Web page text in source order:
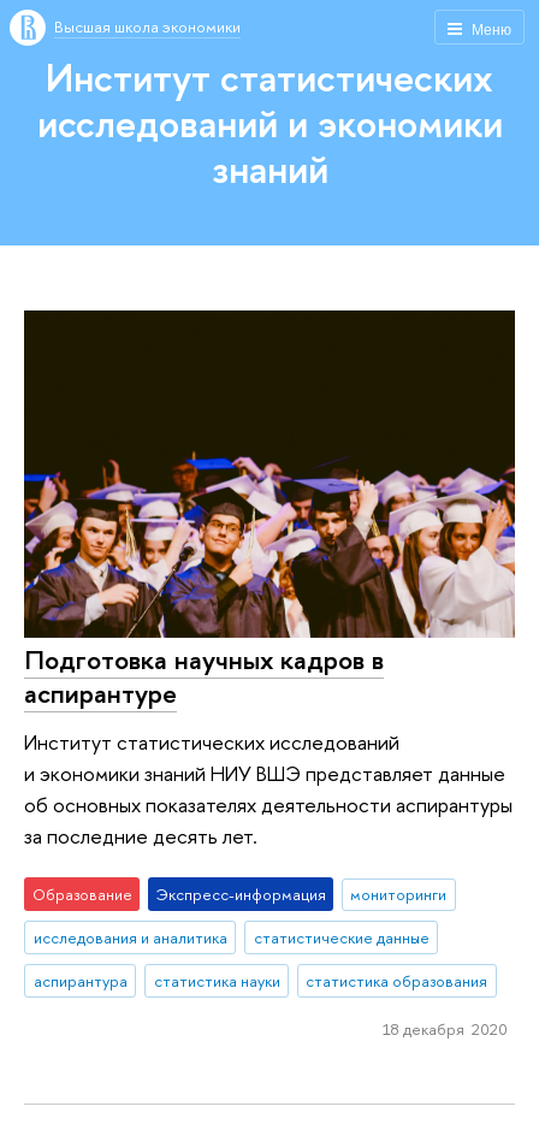
Меню
Высшая школа экономики
Институт статистических
исследований и экономики
знаний
Подготовка научных кадров в
аспирантуре
Институт статистических исследований
и экономики знаний НИУ ВШЭ представляет данные
об основных показателях деятельности аспирантуры
за последние десять лет.
Образование Экспресс-информация
мониторинги
исследования и аналитика
статистические данные
аспирантура
статистика науки статистика образования
18 декабря 2020